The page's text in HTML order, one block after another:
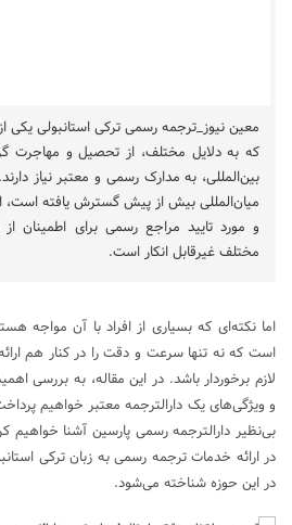
معین نیوز_ترجمه رسمی ترکی استانبولی یکی
که به دلایل مختلف، از تحصیل و مهاجرت
بین‌المللی، به مدارک رسمی و معتبر نیاز
میان‌المللی بیش از پیش گسترش یافته
و مورد تایید مراجع رسمی برای اطمینان
مختلف غیرقابل انکار است.
اما نکته‌ای که بسیاری از افراد با آن مواجه
است که نه تنها سرعت و دقت را در کنار هم
لازم برخوردار باشد. در این مقاله، به بررسی
و ویژگی‌های یک دارالترجمه معتبر خواهیم
بی‌نظیر دارالترجمه رسمی پارسین آشنا خواهیم
در ارائه خدمات ترجمه رسمی به زبان ترکی
در این حوزه شناخته می‌شود.